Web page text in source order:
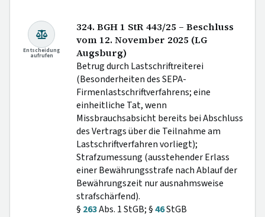
Entscheidung
aufrufen
324. BGH 1 StR 443/25 – Beschluss
vom 12. November 2025 (LG
Augsburg)
Betrug durch Lastschriftreiterei
(Besonderheiten des SEPA-
Firmenlastschriftverfahrens; eine
einheitliche Tat, wenn
Missbrauchsabsicht bereits bei Abschluss
des Vertrags über die Teilnahme am
Lastschriftverfahren vorliegt);
Strafzumessung (ausstehender Erlass
einer Bewährungsstrafe nach Ablauf der
Bewährungszeit nur ausnahmsweise
strafschärfend).
§ 263Abs. 1 StGB; §46StGB